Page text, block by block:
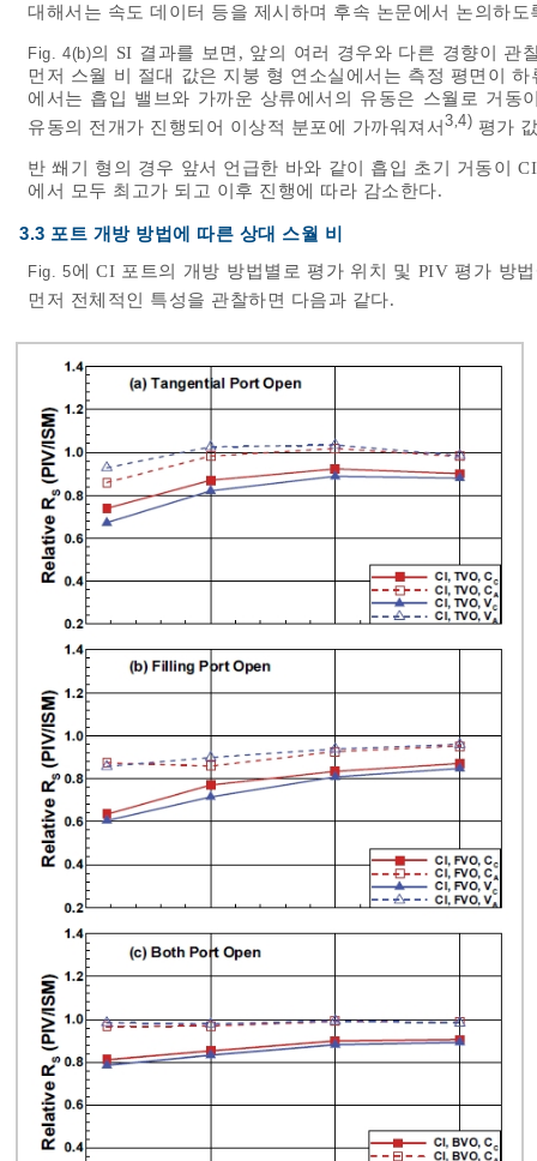
대해서는 속도 데이터 등을 제시하며 후속 논문에서 논의하도
Fig. 4(b)의 SI 결과를 보면, 앞의 여러 경우와 다른 경향이 관
먼저 스월 비 절대 값은 지붕 형 연소실에서는 측정 평면이
에서는 흡입 밸브와 가까운 상류에서의 유동은 스월로 거동
유동의 전개가 진행되어 이상적 분포에 가까워져서 3,4) 평가
반 쐐기 형의 경우 앞서 언급한 바와 같이 흡입 초기 거동이
에서 모두 최고가 되고 이후 진행에 따라 감소한다.
3.3 포트 개방 방법에 따른 상대 스월 비
Fig. 5에 CI 포트의 개방 방법별로 평가 위치 및 PIV 평가 방
먼저 전체적인 특성을 관찰하면 다음과 같다.